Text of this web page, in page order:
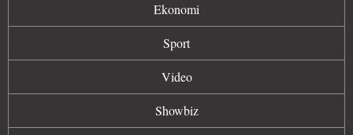
Ekonomi
Sport
Video
Showbiz